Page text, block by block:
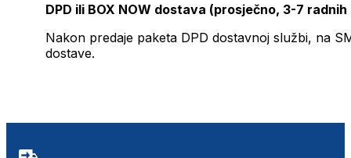
DPD ili BOX NOW dostava (prosječno, 3-7 radnih
Nakon predaje paketa DPD dostavnoj službi, na
dostave.